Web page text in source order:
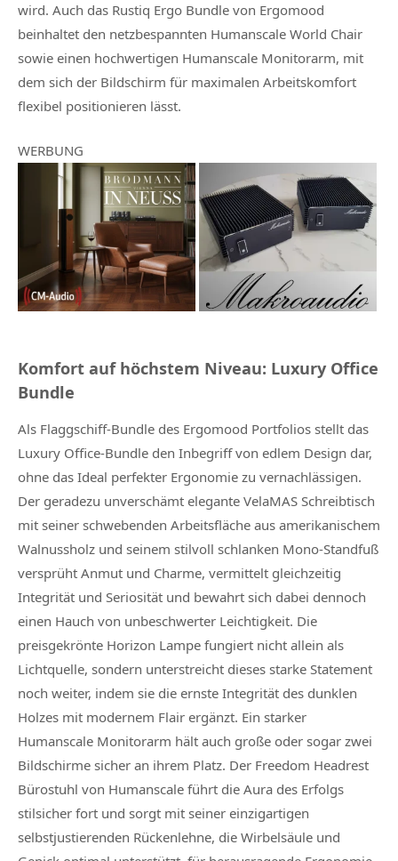
wird. Auch das Rustiq Ergo Bundle von Ergomood
beinhaltet den netzbespannten Humanscale World Chair
sowie einen hochwertigen Humanscale Monitorarm, mit
dem sich der Bildschirm für maximalen Arbeitskomfort
flexibel positionieren lässt.
WERBUNG
Komfort auf höchstem Niveau: Luxury Office
Bundle
Als Flaggschiff-Bundle des Ergomood Portfolios stellt das
Luxury Office-Bundle den Inbegriff von edlem Design dar,
ohne das Ideal perfekter Ergonomie zu vernachlässigen.
Der geradezu unverschämt elegante VelaMAS Schreibtisch
mit seiner schwebenden Arbeitsfläche aus amerikanischem
Walnussholz und seinem stilvoll schlanken Mono-Standfuß
versprüht Anmut und Charme, vermittelt gleichzeitig
Integrität und Seriosität und bewahrt sich dabei dennoch
einen Hauch von unbeschwerter Leichtigkeit. Die
preisgekrönte Horizon Lampe fungiert nicht allein als
Lichtquelle, sondern unterstreicht dieses starke Statement
noch weiter, indem sie die ernste Integrität des dunklen
Holzes mit modernem Flair ergänzt. Ein starker
Humanscale Monitorarm hält auch große oder sogar zwei
Bildschirme sicher an ihrem Platz. Der Freedom Headrest
Bürostuhl von Humanscale führt die Aura des Erfolgs
stilsicher fort und sorgt mit seiner einzigartigen
selbstjustierenden Rückenlehne, die Wirbelsäule und